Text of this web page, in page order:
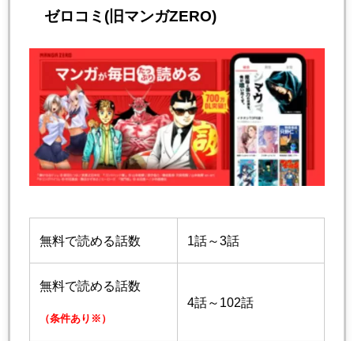
ゼロコミ(旧マンガZERO)
無料で読める話数 1話～3話
無料で読める話数
（条件あり※）
4話～102話